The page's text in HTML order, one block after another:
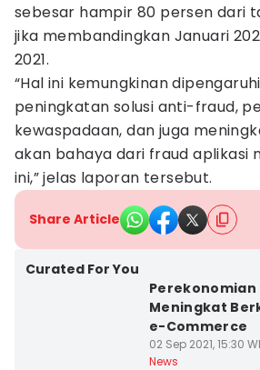
sebesar hampir 80 persen dari
jika membandingkan Januari
2021.
“Hal ini kemungkinan
peningkatan solusi anti-fraud,
kewaspadaan, dan juga
akan bahaya dari fraud aplikasi
ini,” jelas laporan tersebut.
Share Article
Curated For You
Perekonomian
Meningkat
e-Commerce
02 Sep 2021, 15:30
News